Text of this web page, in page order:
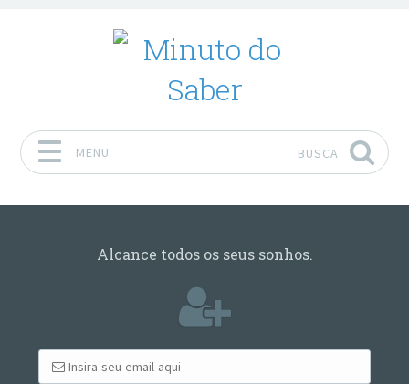
MENU BUSCA
Alcance todos os seus sonhos.